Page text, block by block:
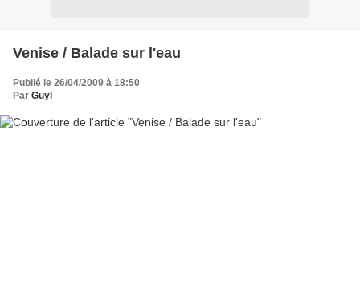
Venise / Balade sur l'eau
Publié le 26/04/2009 à 18:50
Par Guyl